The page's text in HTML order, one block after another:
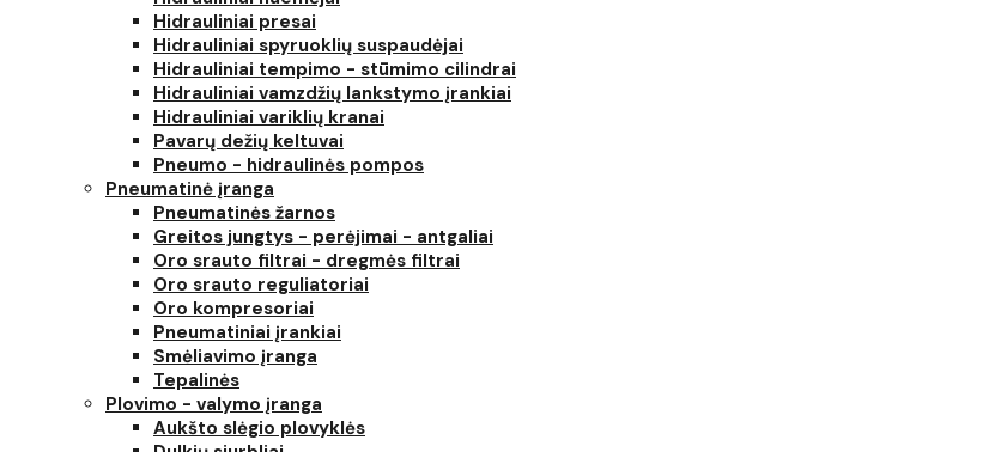
Hidrauliniai presai
Hidrauliniai spyruoklių suspaudėjai
Hidrauliniai tempimo - stūmimo cilindrai
Hidrauliniai vamzdžių lankstymo įrankiai
Hidrauliniai variklių kranai
Pavarų dežių keltuvai
Pneumo - hidraulinės pompos
Pneumatinė įranga
Pneumatinės žarnos
Greitos jungtys - perėjimai - antgaliai
Oro srauto filtrai - dregmės filtrai
Oro srauto reguliatoriai
Oro kompresoriai
Pneumatiniai įrankiai
Smėliavimo įranga
Tepalinės
Plovimo - valymo įranga
Aukšto slėgio plovyklės